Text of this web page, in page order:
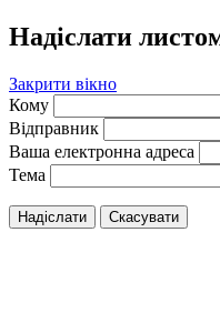
Надіслати
Закрити вікно
Кому
Відправник
Ваша електронна адреса
Тема
Надіслати Скасувати